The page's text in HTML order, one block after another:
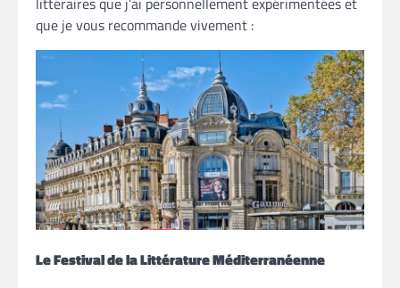
que je vous recommande vivement :
Le Festival de la Littérature Méditerranéenne